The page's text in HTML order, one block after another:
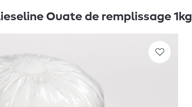
Ouate de remplissage 1kg